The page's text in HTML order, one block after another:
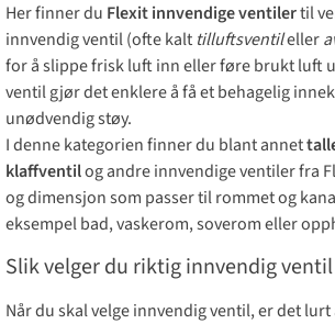
Her finner du Flexit innvendige ventilertil
innvendig ventil (ofte kalt tilluftsventileller
for å slippe frisk luft inn eller føre brukt luft
ventil gjør det enklere å få et behagelig
unødvendig støy.
I denne kategorien finner du blant annet
klaffventilog andre innvendige ventiler fra
og dimensjon som passer til rommet og
eksempel bad, vaskerom, soverom eller
Slik velger du riktig innvendig ventil
Når du skal velge innvendig ventil, er det lurt